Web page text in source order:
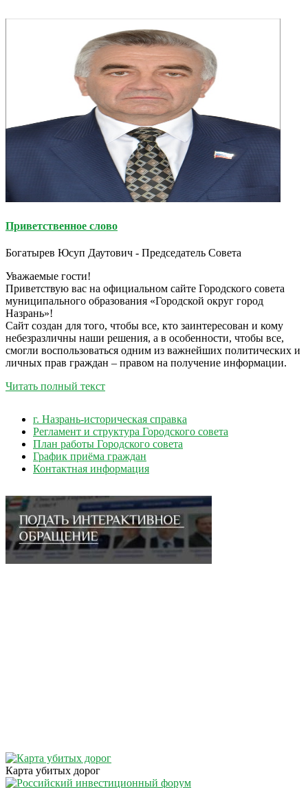
Приветственное слово
Богатырев Юсуп Даутович - Председатель Совета
Уважаемые гости!
Приветствую вас на официальном сайте Городского совета
муниципального образования «Городской округ город
Назрань»!
Сайт создан для того, чтобы все, кто заинтересован и кому
небезразличны наши решения, а в особенности, чтобы все,
смогли воспользоваться одним из важнейших политических и
личных прав граждан – правом на получение информации.
Читать полный текст
г. Назрань-историческая справка
Регламент и структура Городского совета
План работы Городского совета
График приёма граждан
Контактная информация
Карта убитых дорог